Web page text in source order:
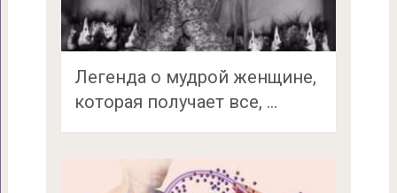
Легенда о мудрой женщине,
которая получает все, …